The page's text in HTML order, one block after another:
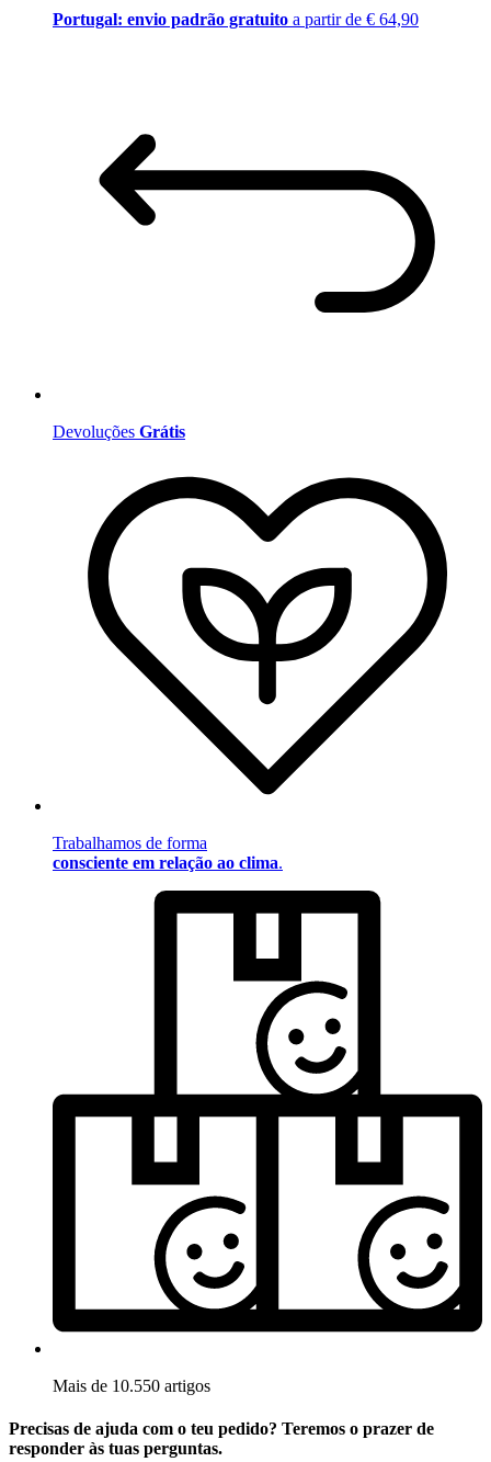
Portugal: envio padrão gratuito a partir de € 64,90
Devoluções Grátis
Trabalhamos de forma
consciente em relação ao clima.
Mais de 10.550 artigos
Precisas de ajuda com o teu pedido? Teremos o prazer de
responder às tuas perguntas.